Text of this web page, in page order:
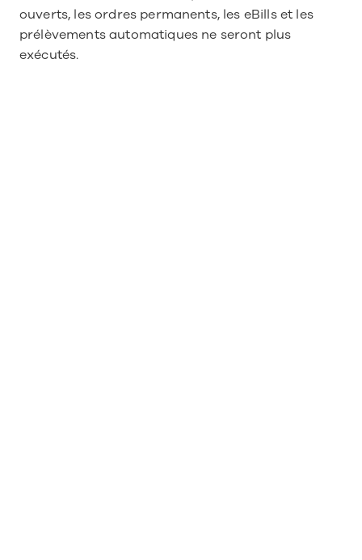
ouverts, les ordres permanents, les eBills et les
prélèvements automatiques ne seront plus
exécutés.